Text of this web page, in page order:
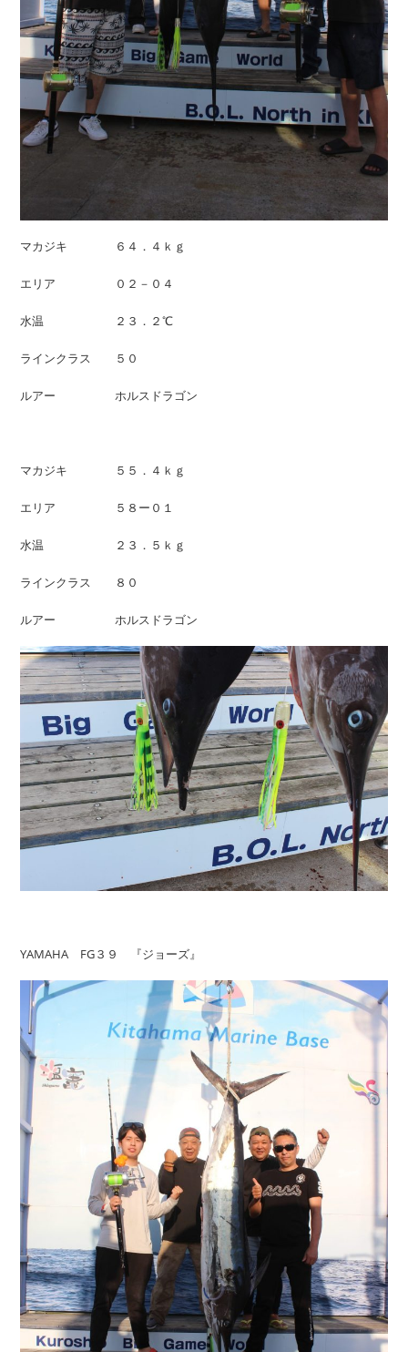
マカジキ ６４．４ｋｇ
エリア ０２－０４
水温 ２３．２℃
ラインクラス ５０
ルアー ホルスドラゴン
マカジキ ５５．４ｋｇ
エリア ５８ー０１
水温 ２３．５ｋｇ
ラインクラス ８０
ルアー ホルスドラゴン
YAMAHA FG３９ 『ジョーズ』